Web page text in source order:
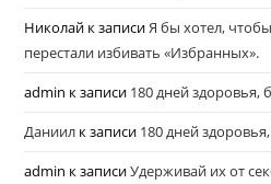
Николай к записиЯ бы хотел,
перестали избивать «Избранных».
admin к записи 180 дней здоровья,
Даниил к записи 180 дней
admin к записиУдерживай их от